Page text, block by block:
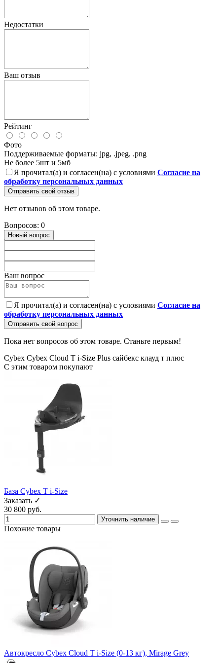
Недостатки
Ваш отзыв
Рейтинг
Фото
Поддерживаемые форматы: jpg, .jpeg, .png
Не более 5шт и 5мб
Я прочитал(а) и согласен(на) с условиями Согласие на
обработку персональных данных
Отправить свой отзыв
Нет отзывов об этом товаре.
Вопросов: 0
Новый вопрос
Ваш вопрос
Я прочитал(а) и согласен(на) с условиями Согласие на
обработку персональных данных
Отправить свой вопрос
Пока нет вопросов об этом товаре. Станьте первым!
Cybex Cybex Cloud T i-Size Plus сайбекс клауд т плюс
С этим товаром покупают
База Cybex T i-Size
Заказать ✓
30 800 руб.
Уточнить наличие
Похожие товары
Автокресло Cybex Cloud T i-Size (0-13 кг), Mirage Grey